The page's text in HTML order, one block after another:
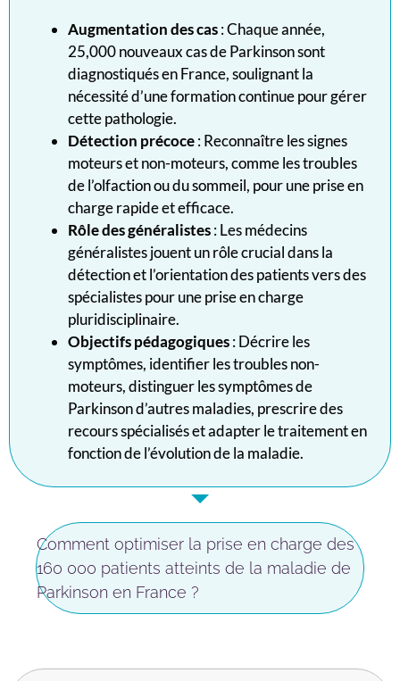
Augmentation des cas: Chaque année,
25,000 nouveaux cas de Parkinson sont
diagnostiqués en France, soulignant la
nécessité d’une formation continue pour gérer
cette pathologie.
Détection précoce: Reconnaître les signes
moteurs et non-moteurs, comme les troubles
de l’olfaction ou du sommeil, pour une prise en
charge rapide et efficace.
Rôle des généralistes: Les médecins
généralistes jouent un rôle crucial dans la
détection et l’orientation des patients vers des
spécialistes pour une prise en charge
pluridisciplinaire.
Objectifs pédagogiques: Décrire les
symptômes, identifier les troubles non-
moteurs, distinguer les symptômes de
Parkinson d’autres maladies, prescrire des
recours spécialisés et adapter le traitement en
fonction de l’évolution de la maladie.
Comment optimiser la prise en charge des
160 000 patients atteints de la maladie de
Parkinson en France ?